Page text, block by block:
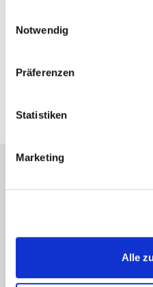
Notwendig
Präferenzen
Statistiken
Marketing
Alle
Telefon: 0049712116440
kjz@zicklerimmobilien.de
182,70 kWh /